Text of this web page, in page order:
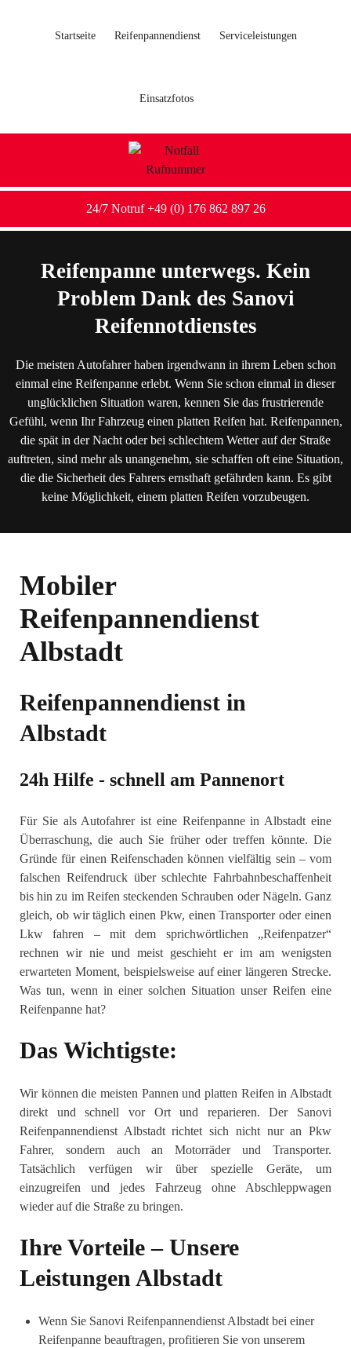
Startseite Reifenpannendienst Serviceleistungen
Einsatzfotos
24/7 Notruf +49 (0) 176 862 897 26
Reifenpanne unterwegs. Kein
Problem Dank des Sanovi
Reifennotdienstes
Die meisten Autofahrer haben irgendwann in ihrem Leben schon
einmal eine Reifenpanne erlebt. Wenn Sie schon einmal in dieser
unglücklichen Situation waren, kennen Sie das frustrierende
Gefühl, wenn Ihr Fahrzeug einen platten Reifen hat. Reifenpannen,
die spät in der Nacht oder bei schlechtem Wetter auf der Straße
auftreten, sind mehr als unangenehm, sie schaffen oft eine Situation,
die die Sicherheit des Fahrers ernsthaft gefährden kann. Es gibt
keine Möglichkeit, einem platten Reifen vorzubeugen.
Mobiler
Reifenpannendienst
Albstadt
Reifenpannendienst in
Albstadt
24h Hilfe - schnell am Pannenort
Für Sie als Autofahrer ist eine Reifenpanne in Albstadt eine
Überraschung, die auch Sie früher oder treffen könnte. Die
Gründe für einen Reifenschaden können vielfältig sein – vom
falschen Reifendruck über schlechte Fahrbahnbeschaffenheit
bis hin zu im Reifen steckenden Schrauben oder Nägeln. Ganz
gleich, ob wir täglich einen Pkw, einen Transporter oder einen
Lkw fahren – mit dem sprichwörtlichen „Reifenpatzer“
rechnen wir nie und meist geschieht er im am wenigsten
erwarteten Moment, beispielsweise auf einer längeren Strecke.
Was tun, wenn in einer solchen Situation unser Reifen eine
Reifenpanne hat?
Das Wichtigste:
Wir können die meisten Pannen und platten Reifen in Albstadt
direkt und schnell vor Ort und reparieren. Der Sanovi
Reifenpannendienst Albstadt richtet sich nicht nur an Pkw
Fahrer, sondern auch an Motorräder und Transporter.
Tatsächlich verfügen wir über spezielle Geräte, um
einzugreifen und jedes Fahrzeug ohne Abschleppwagen
wieder auf die Straße zu bringen.
Ihre Vorteile – Unsere
Leistungen Albstadt
Wenn Sie Sanovi Reifenpannendienst Albstadt bei einer
Reifenpanne beauftragen, profitieren Sie von unserem